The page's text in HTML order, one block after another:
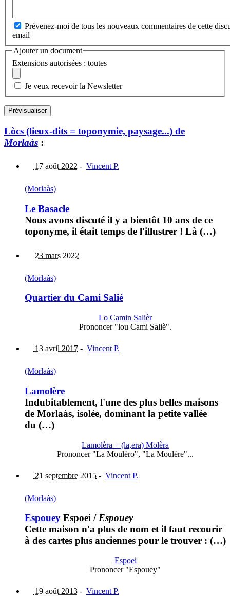
Prévenez-moi de tous les nouveaux commentaires de cette
email
Ajouter un document
Extensions autorisées : toutes
Je veux recevoir la Newsletter
Lòcs (lieux-dits = toponymie, paysage...) de
Morlaàs :
17 août 2022 - Vincent P.
(Morlaàs)
Le Basacle
Nous avons discuté il y a bientôt 10 ans de ce
toponyme, il était temps de l'illustrer ! Là (…)
23 mars 2022
(Morlaàs)
Quartier du Cami Salié
Lo Camin Salièr
Prononcer "lou Cami Saliè".
13 avril 2017 - Vincent P.
(Morlaàs)
Lamolère
Indubitablement, l'une des plus belles maisons
de Morlaàs, isolée, dominant la petite vallée
du (…)
Lamolèra + (la,era) Molèra
Prononcer "La Moulèro", "La Moulère"...
21 septembre 2015 - Vincent P.
(Morlaàs)
Espouey Espoei /Espouey
Cette maison n'a plus de nom et il faut recourir
à des cartes plus anciennes pour le trouver : (…)
Espoei
Prononcer "Espouey"
19 août 2013 - Vincent P.